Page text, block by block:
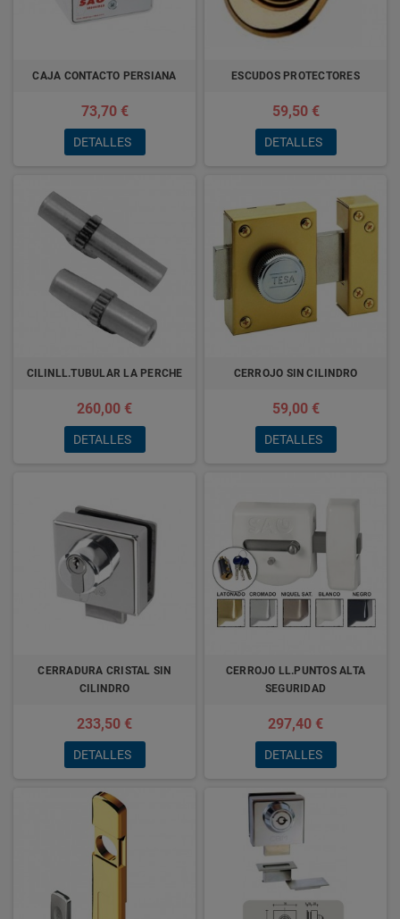
CAJA CONTACTO PERSIANA
73,70 €
DETALLES
ESCUDOS PROTECTORES
59,50 €
DETALLES
CILINLL.TUBULAR LA PERCHE
260,00 €
DETALLES
CERROJO SIN CILINDRO
59,00 €
DETALLES
CERRADURA CRISTAL SIN
CILINDRO
233,50 €
DETALLES
CERROJO LL.PUNTOS ALTA
SEGURIDAD
297,40 €
DETALLES